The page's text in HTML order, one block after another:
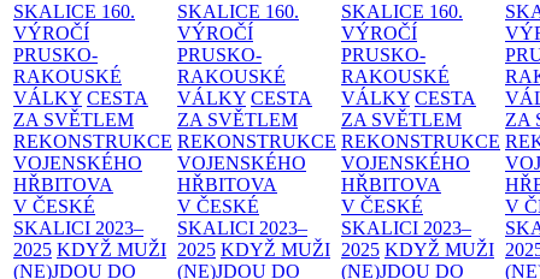
SKALICE 160.
VÝROČÍ
PRUSKO-
RAKOUSKÉ
VÁLKY CESTA
ZA SVĚTLEM
REKONSTRUKCE
VOJENSKÉHO
HŘBITOVA
V ČESKÉ
SKALICI 2023–
2025 KDYŽ MUŽI
(NE)JDOU DO
SKALICE 160.
VÝROČÍ
PRUSKO-
RAKOUSKÉ
VÁLKY CESTA
ZA SVĚTLEM
REKONSTRUKCE
VOJENSKÉHO
HŘBITOVA
V ČESKÉ
SKALICI 2023–
2025 KDYŽ MUŽI
(NE)JDOU DO
SKALICE 160.
VÝROČÍ
PRUSKO-
RAKOUSKÉ
VÁLKY CESTA
ZA SVĚTLEM
REKONSTRUKCE
VOJENSKÉHO
HŘBITOVA
V ČESKÉ
SKALICI 2023–
2025 KDYŽ MUŽI
(NE)JDOU DO
ZA
V